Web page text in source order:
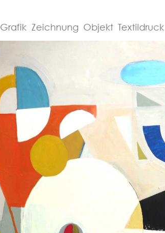
Grafik Zeichnung Objekt Textildruck